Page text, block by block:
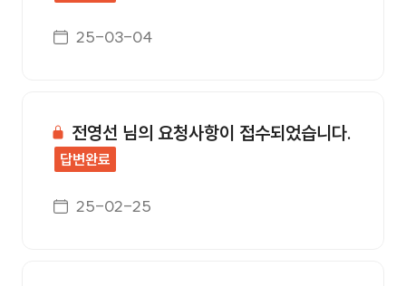
게시일자
25-03-04
전영선 님의 요청사항이 접수되었습니다.
답변완료
게시일자
25-02-25